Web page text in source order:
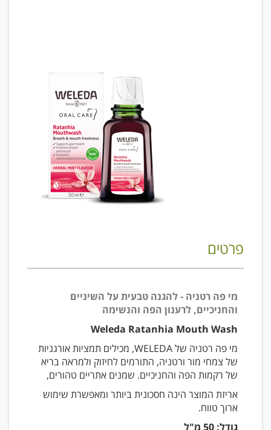
פרטים
מי פה רטניה - להגנה טבעית על השיניים
והחניכיים, לרענון הפה והנשימה
Weleda Ratanhia Mouth Wash
מי פה רטניה שלWELEDA, מכילים תמציות אורגניות
של צמחי מור ורטניה, התורמים לחיזוק ולמראה בריא
של רקמות הפה והחניכיים. שמנים אתריים טהורים,
אריזת המוצר הינה חסכונית ביותר ומאפשרת שימוש
ארוך טווח.
גודל: 50 מ"ל